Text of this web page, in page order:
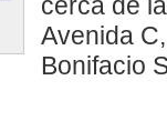
Avenida
Bonifacio